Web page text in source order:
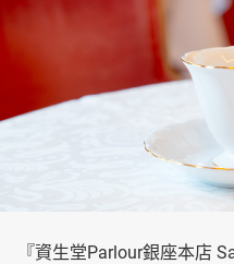
『資生堂Parlour銀座本店